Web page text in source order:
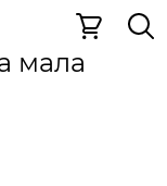
головоломки
мала